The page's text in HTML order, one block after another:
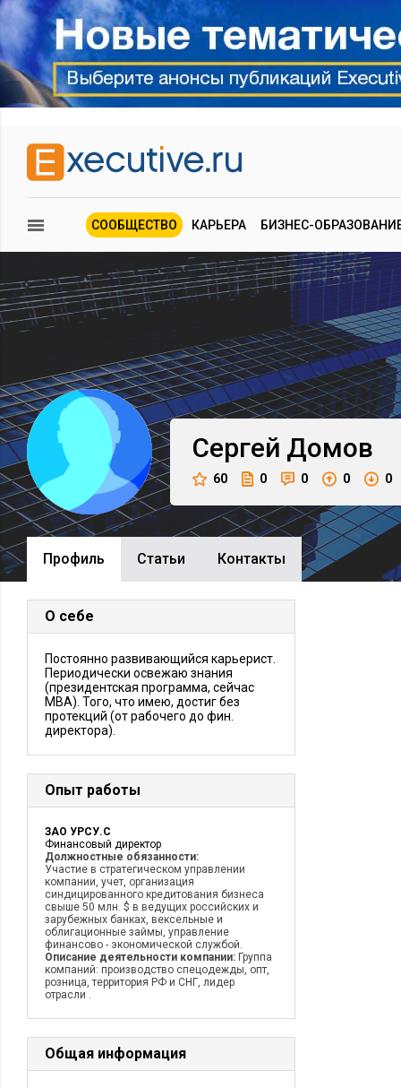
СООБЩЕСТВО КАРЬЕРА БИЗНЕС-
Сергей Домов
60 0 0 0 0
Профиль Cтатьи Контакты
О себе
Постоянно развивающийся карьерист.
Периодически освежаю знания
(президентская программа, сейчас
МВА). Того, что имею, достиг без
протекций (от рабочего до фин.
директора).
Опыт работы
ЗАО УРСУ.С
Финансовый директор
Должностные обязанности:
Участие в стратегическом управлении
компании, учет, организация
синдицированного кредитования бизнеса
свыше 50 млн. $ в ведущих российских и
зарубежных банках, вексельные и
облигационные займы, управление
финансово - экономической службой.
Описание деятельности компании: Группа
компаний: производство спецодежды, опт,
розница, территория РФ и СНГ, лидер
отрасли .
Общая информация